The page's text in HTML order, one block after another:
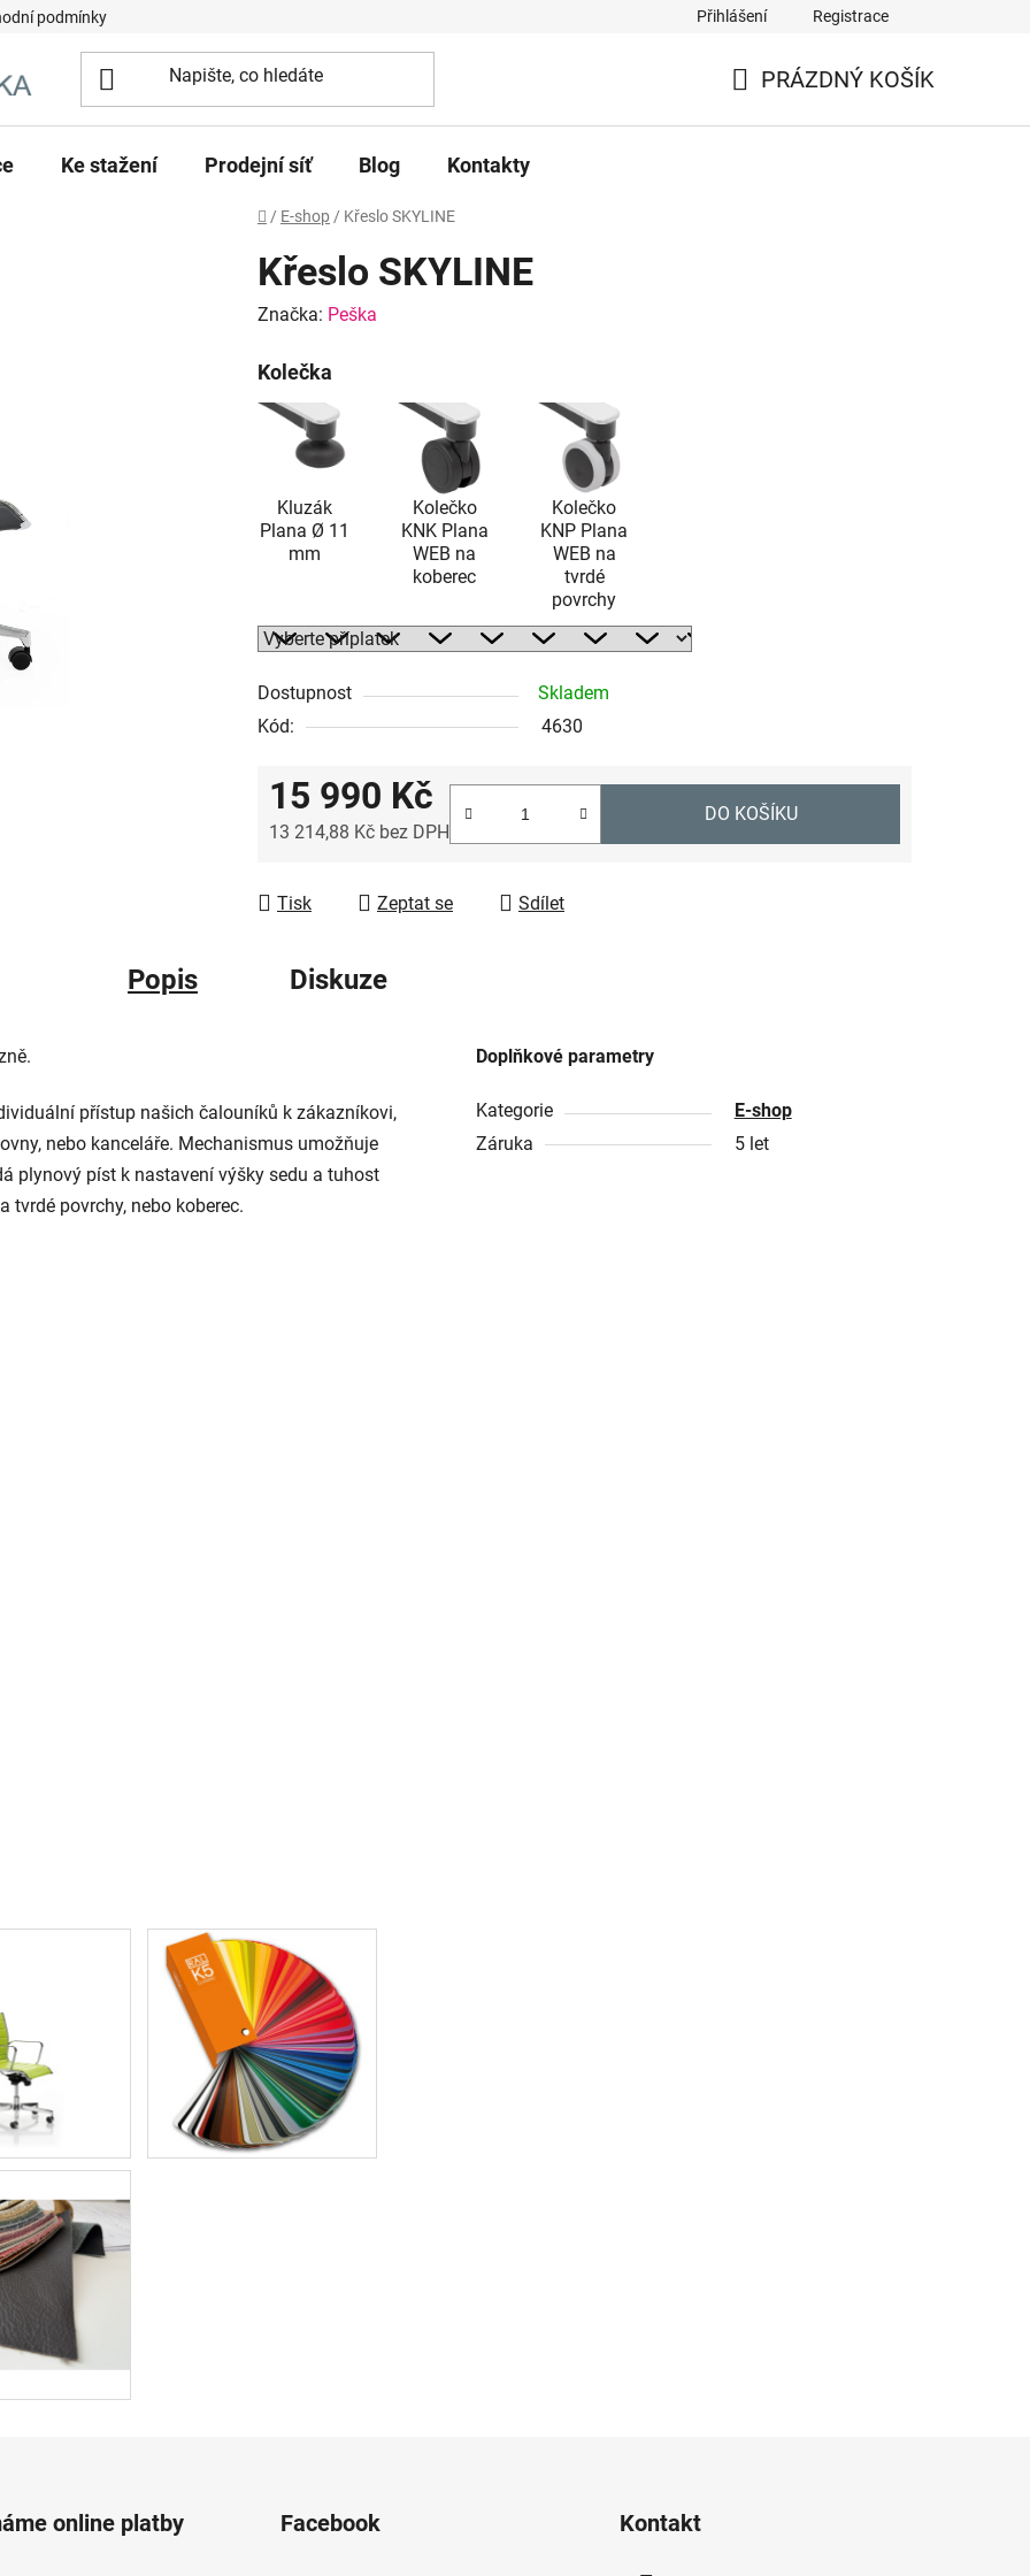
podmínky Přihlášení Registrace
PRÁZDNÝ KOŠÍK
Ke stažení Prodejní síť Blog Kontakty
Domů
/ E-shop / Křeslo SKYLINE
Křeslo SKYLINE
Značka: Peška
Kolečka
Kluzák
Plana Ø 11
mm
Kolečko
KNK Plana
WEB na
koberec
Kolečko
KNP Plana
WEB na
tvrdé
povrchy
Dostupnost
Skladem
Kód:
4630
15 990 Kč
13 214,88 Kč bez DPH
DO KOŠÍKU
Tisk Zeptat se Sdílet
Popis Diskuze
přístup našich čalouníků k zákazníkovi,
nebo kanceláře. Mechanismus umožňuje
plynový píst k nastavení výšky sedu a tuhost
tvrdé povrchy, nebo koberec.
Doplňkové parametry
Kategorie
E-shop
Záruka
5 let
online platby Facebook Kontakt